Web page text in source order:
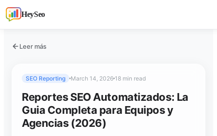
HeySeo
Leer más
SEO Reporting March 14, 2026 18 min read
Reportes SEO Automatizados: La
Guia Completa para Equipos y
Agencias (2026)